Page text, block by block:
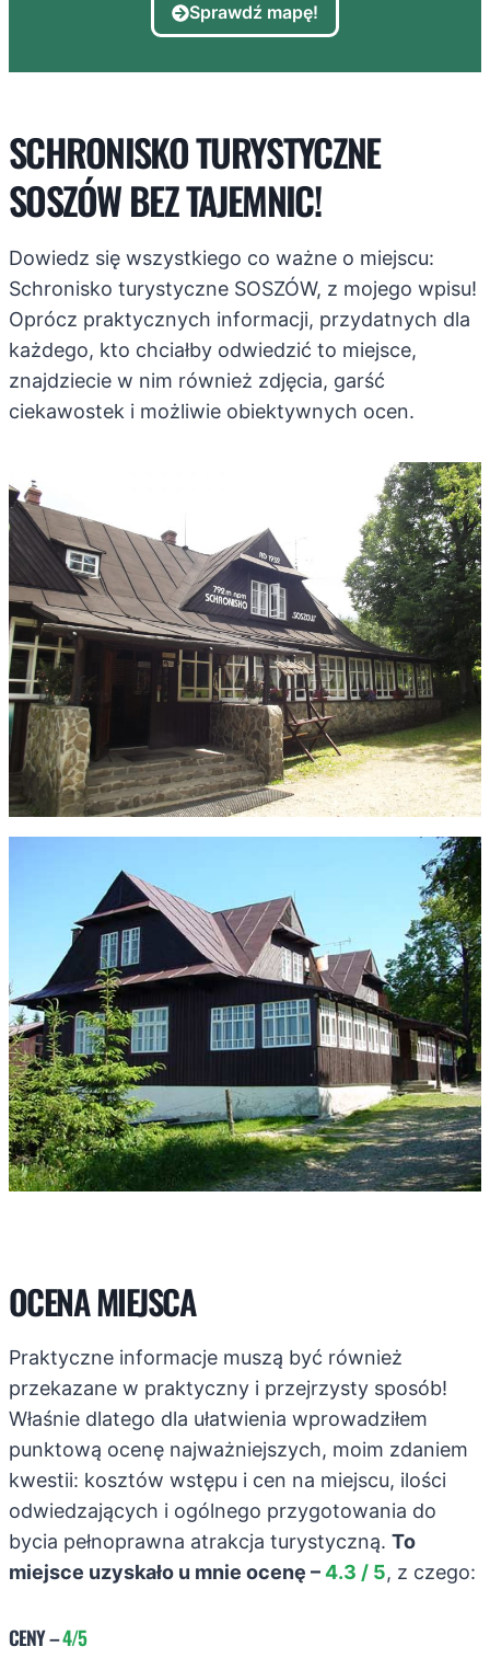
Sprawdź mapę!
SCHRONISKO TURYSTYCZNE
SOSZÓW BEZ TAJEMNIC!
Dowiedz się wszystkiego co ważne o miejscu:
Schronisko turystyczne SOSZÓW, z mojego wpisu!
Oprócz praktycznych informacji, przydatnych dla
każdego, kto chciałby odwiedzić to miejsce,
znajdziecie w nim również zdjęcia, garść
ciekawostek i możliwie obiektywnych ocen.
OCENA MIEJSCA
Praktyczne informacje muszą być również
przekazane w praktyczny i przejrzysty sposób!
Właśnie dlatego dla ułatwienia wprowadziłem
punktową ocenę najważniejszych, moim zdaniem
kwestii: kosztów wstępu i cen na miejscu, ilości
odwiedzających i ogólnego przygotowania do
bycia pełnoprawna atrakcja turystyczną. To
miejsce uzyskało u mnie ocenę –4.3 / 5, z czego:
CENY–4/5